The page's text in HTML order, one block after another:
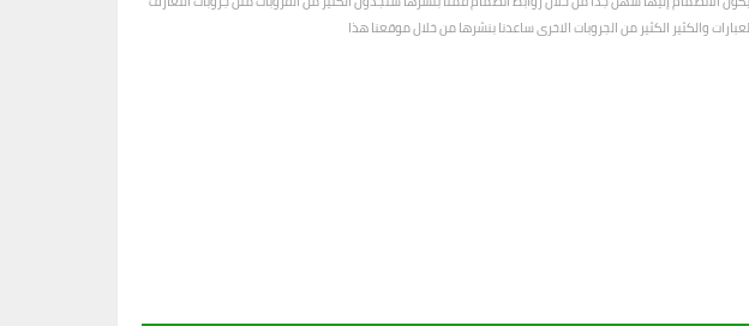
والكثير الكثير من الجروبات الاخرى ساعدنا بنشرها من خلال موقعنا هذا